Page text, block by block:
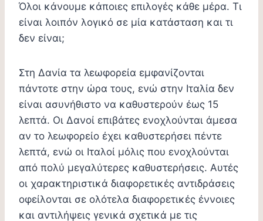
Όλοι κάνουμε κάποιες επιλογές κάθε μέρα. Τι
είναι λοιπόν λογικό σε μία κατάσταση και τι
δεν είναι;
Στη Δανία τα λεωφορεία εμφανίζονται
πάντοτε στην ώρα τους, ενώ στην Ιταλία δεν
είναι ασυνήθιστο να καθυστερούν έως 15
λεπτά. Οι Δανοί επιβάτες ενοχλούνται άμεσα
αν το λεωφορείο έχει καθυστερήσει πέντε
λεπτά, ενώ οι Ιταλοί μόλις που ενοχλούνται
από πολύ μεγαλύτερες καθυστερήσεις. Αυτές
οι χαρακτηριστικά διαφορετικές αντιδράσεις
οφείλονται σε ολότελα διαφορετικές έννοιες
και αντιλήψεις γενικά σχετικά με τις